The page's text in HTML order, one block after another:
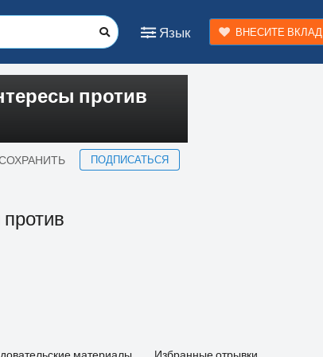
Язык ВНЕСИТЕ ВКЛАД
против
ПОДПИСАТЬСЯ
материалы Избранные отрывки